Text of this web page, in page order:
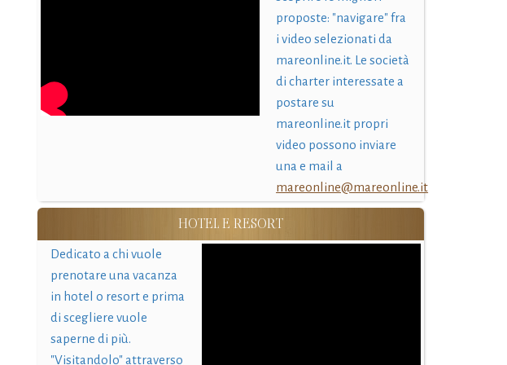
proposte: "navigare" fra
i video selezionati da
mareonline.it. Le società
di charter interessate a
postare su
mareonline.it propri
video possono inviare
una e mail a
mareonline@mareonline.it
HOTEL E RESORT
Dedicato a chi vuole
prenotare una vacanza
in hotel o resort e prima
di scegliere vuole
saperne di più.
"Visitandolo" attraverso